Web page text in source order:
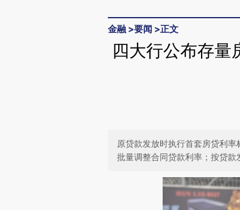
金融 >要闻 >正文
四大行公布存量
原贷款发放时执行首套房贷利
批量调整合同贷款利率；按贷